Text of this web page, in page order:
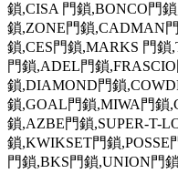
鎖,CISA 門鎖,BONCO門
鎖,ZONE門鎖,CADMAN
鎖,CES門鎖,MARKS 門
門鎖,ADEL門鎖
鎖,DIAMOND門鎖
鎖,GOAL門鎖,MIWA門鎖
鎖,AZBE門鎖,SUPER-T-
鎖,KWIKSET門鎖,POSSE
門鎖,BKS門鎖,UNION門鎖